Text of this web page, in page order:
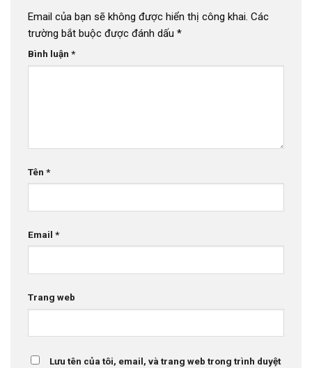
Email của bạn sẽ không được hiển thị công khai. Các
trường bắt buộc được đánh dấu *
Bình luận *
Tên *
Email *
Trang web
Lưu tên của tôi, email, và trang web trong trình duyệt